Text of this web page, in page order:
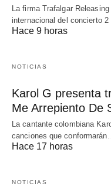
La firma Trafalgar
internacional del concierto 2
Hace 9 horas
NOTICIAS
Karol G presenta
Me Arrepiento De
La cantante colombiana
canciones que conformarán…
Hace 17 horas
NOTICIAS